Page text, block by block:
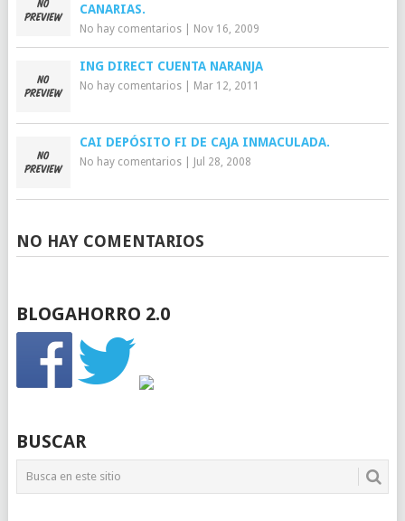
CANARIAS.
No hay comentarios| Nov 16, 2009
ING DIRECT CUENTA NARANJA
No hay comentarios| Mar 12, 2011
CAI DEPÓSITO FI DE CAJA INMACULADA.
No hay comentarios| Jul 28, 2008
NO HAY COMENTARIOS
BLOGAHORRO 2.0
BUSCAR